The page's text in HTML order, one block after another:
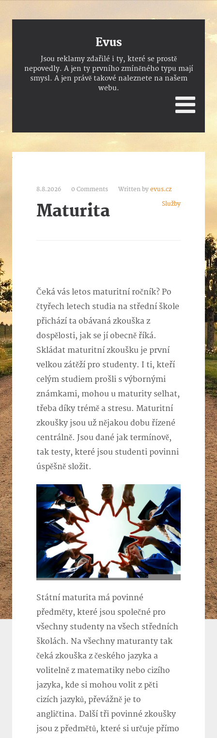
Evus
Jsou reklamy zdařilé i ty, které se prostě
nepovedly. A jen ty prvního zmíněného typu mají
smysl. A jen právě takové naleznete na našem
webu.
8.8.2026 0 Comments Written by evus.cz
Služby
Maturita
Čeká vás letos maturitní ročník? Po
čtyřech letech studia na střední škole
přichází ta obávaná zkouška z
dospělosti, jak se jí obecně říká.
Skládat maturitní zkoušku je první
velkou zátěží pro studenty. I ti, kteří
celým studiem prošli s výbornými
známkami, mohou u maturity selhat,
třeba díky trémě a stresu. Maturitní
zkoušky jsou už nějakou dobu řízené
centrálně. Jsou dané jak termínově,
tak testy, které jsou studenti povinni
úspěšně složit.
Státní maturita má povinné
předměty, které jsou společné pro
všechny studenty na všech středních
školách. Na všechny maturanty tak
čeká zkouška z českého jazyka a
volitelně z matematiky nebo cizího
jazyka, kde si mohou volit z pěti
cizích jazyků, převážně je to
angličtina. Další tři povinné zkoušky
jsou z předmětů, které si určuje přímo